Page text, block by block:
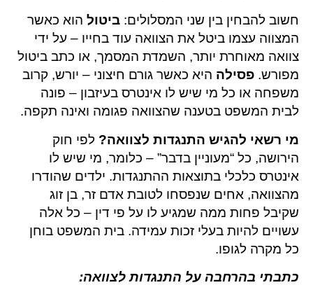
חשוב להבחין בין שני המסלולים: ביטול הוא כאשר
המצווה עצמו ביטל את הצוואה עוד בחייו – על ידי
צוואה מאוחרת יותר, השמדת המסמך, או כתב ביטול
מפורש. פסילה היא כאשר גורם חיצוני – יורש, קרוב
משפחה או כל מי שיש לו אינטרס בעיזבון – פונה
לבית המשפט בטענה שהצוואה פגומה ואינה תקפה.
מי רשאי להגיש התנגדות לצוואה? לפי חוק
הירושה, כל “מעוניין בדבר” – כלומר, מי שיש לו
אינטרס כלכלי בתוצאות ההתנגדות. ילדים שהודרו
מהצוואה, אחים שנפסחו לטובת אדם זר, בן זוג
שקיבל פחות ממה שמגיע לו על פי דין – כל אלה
עשויים להיות בעלי זכות עמידה. בית המשפט בוחן
כל מקרה לגופו.
כתבתי בהרחבה על התנגדות לצוואה: